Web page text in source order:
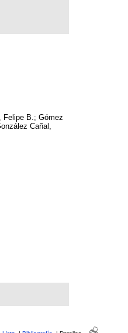
Felipe B.; Gómez
Cañal,